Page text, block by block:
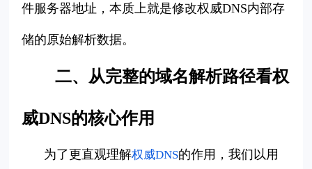
件服务器地址，本质上就是修改权威DNS内部存
储的原始解析数据。
二、从完整的域名解析路径看权
威DNS的核心作用
为了更直观理解权威DNS的作用，我们以用